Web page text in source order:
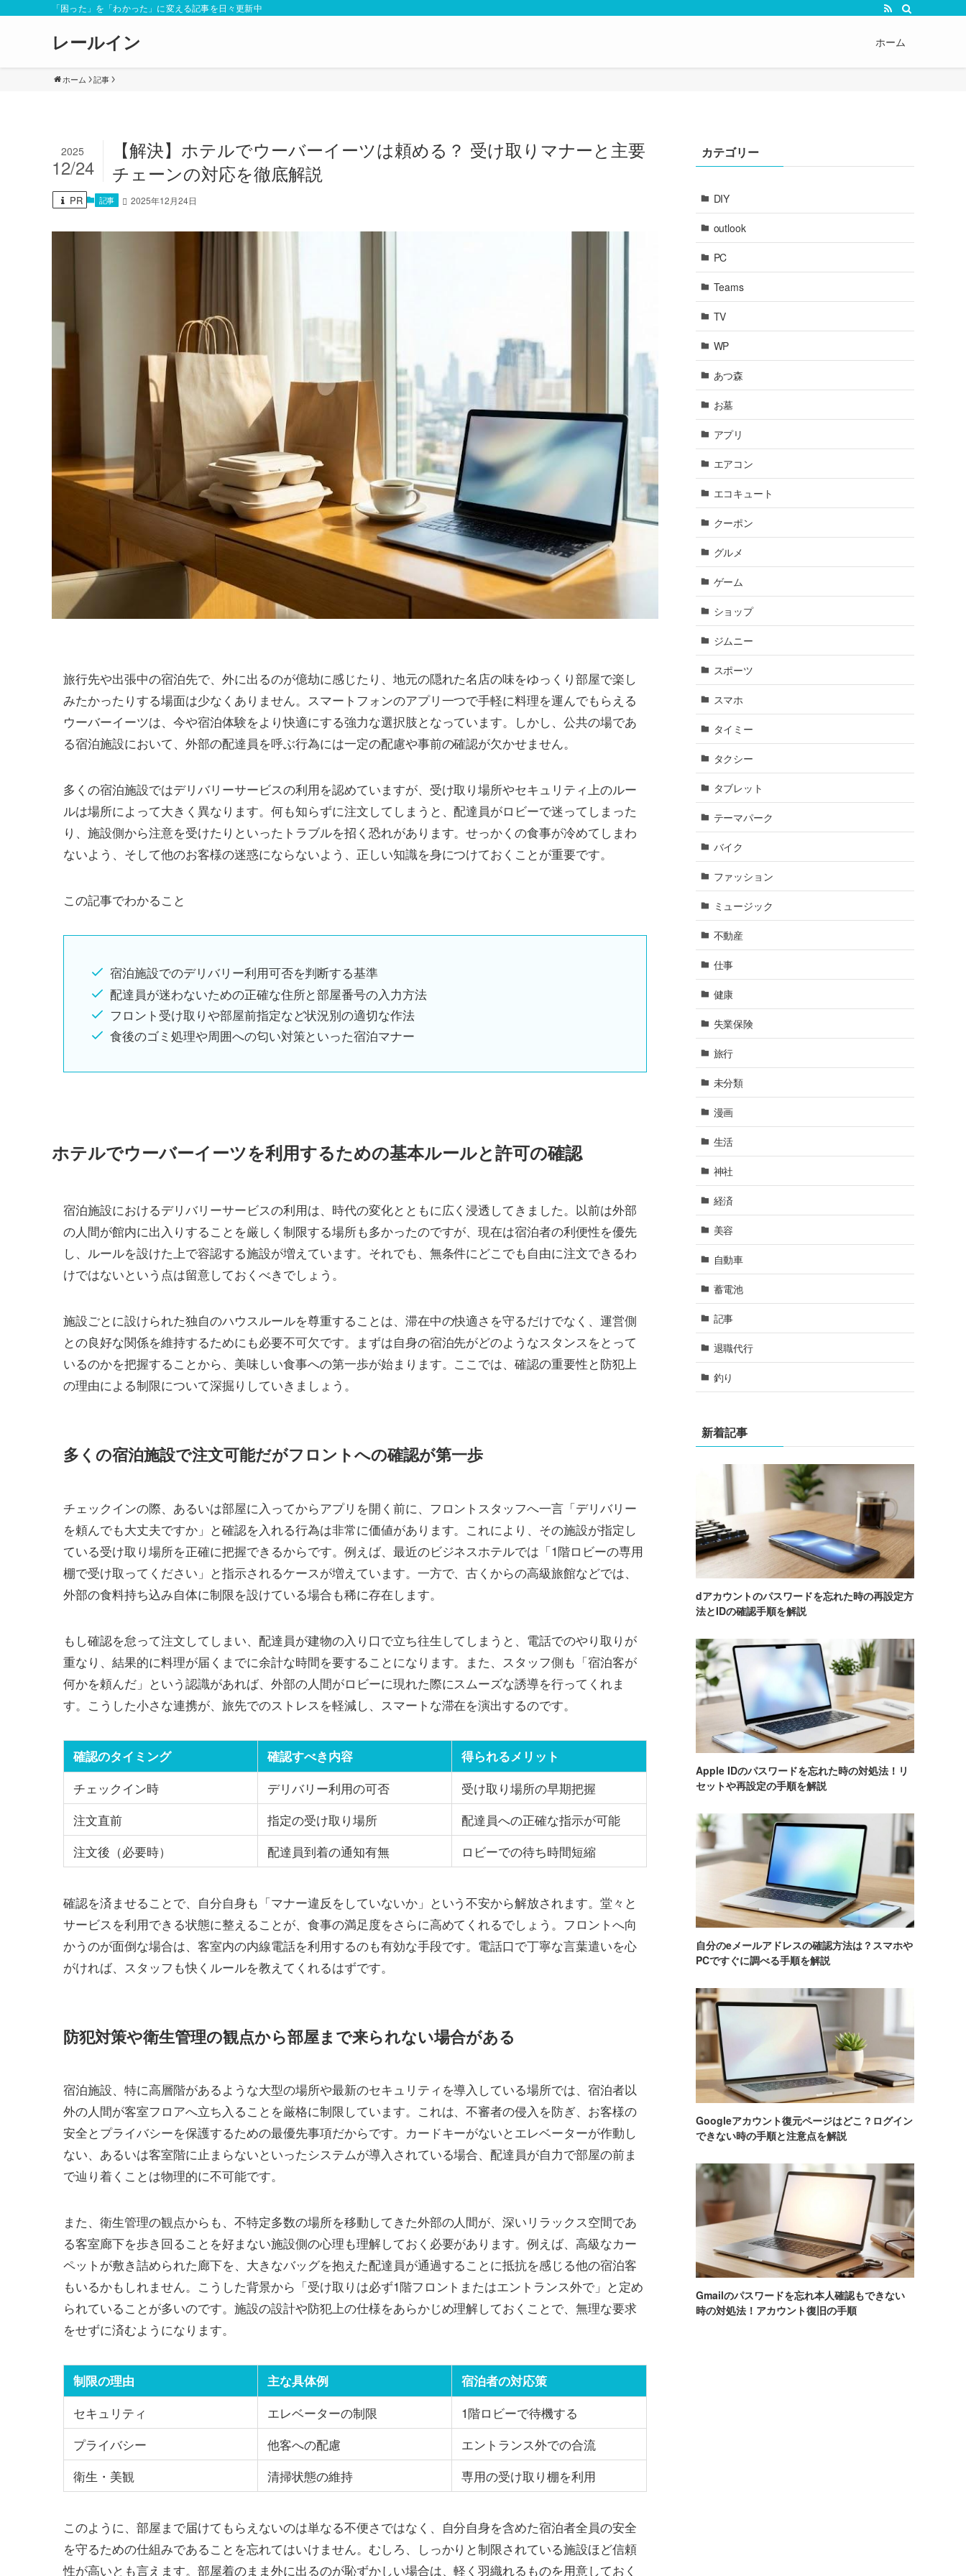
「困った」を「わかった」に変える記事を日々更新中
レールイン ホーム
ホーム 記事
【解決】ホテルでウーバーイーツは頼める？ 受け取りマナーと主要
チェーンの対応を徹底解説
2025
12/24
PR 記事 2025年12月24日
旅行先や出張中の宿泊先で、外に出るのが億劫に感じたり、地元の隠れた名店の味をゆっくり部屋で楽し
みたかったりする場面は少なくありません。スマートフォンのアプリ一つで手軽に料理を運んでもらえる
ウーバーイーツは、今や宿泊体験をより快適にする強力な選択肢となっています。しかし、公共の場であ
る宿泊施設において、外部の配達員を呼ぶ行為には一定の配慮や事前の確認が欠かせません。
多くの宿泊施設ではデリバリーサービスの利用を認めていますが、受け取り場所やセキュリティ上のルー
ルは場所によって大きく異なります。何も知らずに注文してしまうと、配達員がロビーで迷ってしまった
り、施設側から注意を受けたりといったトラブルを招く恐れがあります。せっかくの食事が冷めてしまわ
ないよう、そして他のお客様の迷惑にならないよう、正しい知識を身につけておくことが重要です。
この記事でわかること
宿泊施設でのデリバリー利用可否を判断する基準
配達員が迷わないための正確な住所と部屋番号の入力方法
フロント受け取りや部屋前指定など状況別の適切な作法
食後のゴミ処理や周囲への匂い対策といった宿泊マナー
ホテルでウーバーイーツを利用するための基本ルールと許可の確認
宿泊施設におけるデリバリーサービスの利用は、時代の変化とともに広く浸透してきました。以前は外部
の人間が館内に出入りすることを厳しく制限する場所も多かったのですが、現在は宿泊者の利便性を優先
し、ルールを設けた上で容認する施設が増えています。それでも、無条件にどこでも自由に注文できるわ
けではないという点は留意しておくべきでしょう。
施設ごとに設けられた独自のハウスルールを尊重することは、滞在中の快適さを守るだけでなく、運営側
との良好な関係を維持するためにも必要不可欠です。まずは自身の宿泊先がどのようなスタンスをとって
いるのかを把握することから、美味しい食事への第一歩が始まります。ここでは、確認の重要性と防犯上
の理由による制限について深掘りしていきましょう。
多くの宿泊施設で注文可能だがフロントへの確認が第一歩
チェックインの際、あるいは部屋に入ってからアプリを開く前に、フロントスタッフへ一言「デリバリー
を頼んでも大丈夫ですか」と確認を入れる行為は非常に価値があります。これにより、その施設が指定し
ている受け取り場所を正確に把握できるからです。例えば、最近のビジネスホテルでは「1階ロビーの専用
棚で受け取ってください」と指示されるケースが増えています。一方で、古くからの高級旅館などでは、
外部の食料持ち込み自体に制限を設けている場合も稀に存在します。
もし確認を怠って注文してしまい、配達員が建物の入り口で立ち往生してしまうと、電話でのやり取りが
重なり、結果的に料理が届くまでに余計な時間を要することになります。また、スタッフ側も「宿泊客が
何かを頼んだ」という認識があれば、外部の人間がロビーに現れた際にスムーズな誘導を行ってくれま
す。こうした小さな連携が、旅先でのストレスを軽減し、スマートな滞在を演出するのです。
確認のタイミング 確認すべき内容 得られるメリット
チェックイン時 デリバリー利用の可否
受け取り場所の早期把握
注文直前
指定の受け取り場所
配達員への正確な指示が可能
注文後（必要時）
配達員到着の通知有無 ロビーでの待ち時間短縮
確認を済ませることで、自分自身も「マナー違反をしていないか」という不安から解放されます。堂々と
サービスを利用できる状態に整えることが、食事の満足度をさらに高めてくれるでしょう。フロントへ向
かうのが面倒な場合は、客室内の内線電話を利用するのも有効な手段です。電話口で丁寧な言葉遣いを心
がければ、スタッフも快くルールを教えてくれるはずです。
防犯対策や衛生管理の観点から部屋まで来られない場合がある
宿泊施設、特に高層階があるような大型の場所や最新のセキュリティを導入している場所では、宿泊者以
外の人間が客室フロアへ立ち入ることを厳格に制限しています。これは、不審者の侵入を防ぎ、お客様の
安全とプライバシーを保護するための最優先事項だからです。カードキーがないとエレベーターが作動し
ない、あるいは客室階に止まらないといったシステムが導入されている場合、配達員が自力で部屋の前ま
で辿り着くことは物理的に不可能です。
また、衛生管理の観点からも、不特定多数の場所を移動してきた外部の人間が、深いリラックス空間であ
る客室廊下を歩き回ることを好まない施設側の心理も理解しておく必要があります。例えば、高級なカー
ペットが敷き詰められた廊下を、大きなバッグを抱えた配達員が通過することに抵抗を感じる他の宿泊客
もいるかもしれません。こうした背景から「受け取りは必ず1階フロントまたはエントランス外で」と定め
られていることが多いのです。施設の設計や防犯上の仕様をあらかじめ理解しておくことで、無理な要求
をせずに済むようになります。
制限の理由 主な具体例 宿泊者の対応策
セキュリティ エレベーターの制限
1階ロビーで待機する
プライバシー
他客への配慮
エントランス外での合流
衛生・美観
清掃状態の維持 専用の受け取り棚を利用
このように、部屋まで届けてもらえないのは単なる不便さではなく、自分自身を含めた宿泊者全員の安全
を守るための仕組みであることを忘れてはいけません。むしろ、しっかりと制限されている施設ほど信頼
性が高いとも言えます。部屋着のまま外に出るのが恥ずかしい場合は、軽く羽織れるものを用意しておく
カテゴリー
DIY
outlook
PC
Teams
TV
WP
あつ森
お墓
アプリ
エアコン
エコキュート
クーポン
グルメ
ゲーム
ショップ
ジムニー
スポーツ
スマホ
タイミー
タクシー
タブレット
テーマパーク
バイク
ファッション
ミュージック
不動産
仕事
健康
失業保険
旅行
未分類
漫画
生活
神社
経済
美容
自動車
蓄電池
記事
退職代行
釣り
新着記事
dアカウントのパスワードを忘れた時の再設定方
法とIDの確認手順を解説
Apple IDのパスワードを忘れた時の対処法！リ
セットや再設定の手順を解説
自分のeメールアドレスの確認方法は？スマホや
PCですぐに調べる手順を解説
Googleアカウント復元ページはどこ？ログイン
できない時の手順と注意点を解説
Gmailのパスワードを忘れ本人確認もできない
時の対処法！アカウント復旧の手順